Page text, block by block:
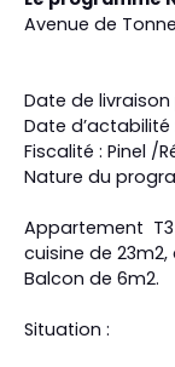
Avenue de
Date de
Date
Fiscalité : Pinel /
Nature du
Appartement
cuisine de
Balcon de 6m2.
Situation :